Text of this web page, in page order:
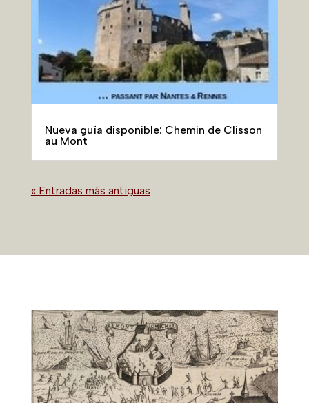
Nueva guía disponible: Chemin de Clisson
au Mont
« Entradas más antiguas